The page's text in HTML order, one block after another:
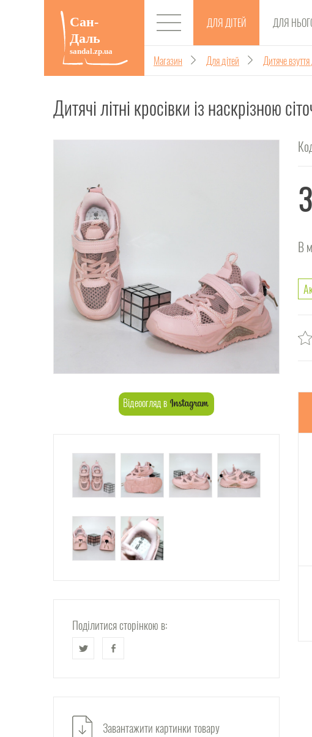
ДЛЯ ДІТЕЙ ДЛЯ
Магазин Для дітей Дитяче
Дитячі літні кросівки із наскрізною
Відеоогляд в
Поділитися сторінкою в:
Завантажити картинки товару
В